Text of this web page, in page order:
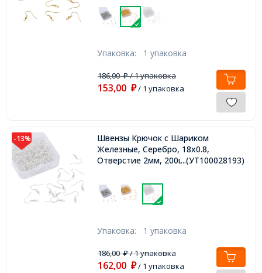
Упаковка: 1 упаковка
186,00₽/ 1 упаковка
153,00 ₽/ 1 упаковка
-13%
Швензы Крючок с Шариком
Железные, Серебро, 18х0.8,
Отверстие 2мм, 200шт/упаковка,
...(УТ100028193)
Упаковка: 1 упаковка
186,00₽/ 1 упаковка
162,00 ₽/ 1 упаковка